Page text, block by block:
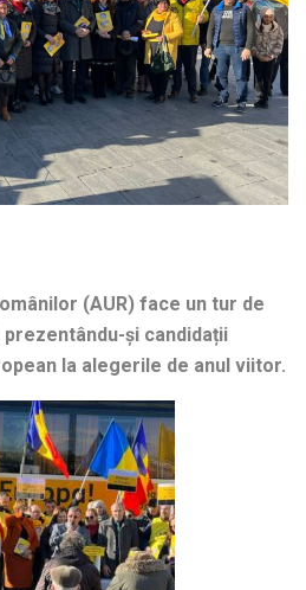
(AUR) face un tur de
și candidații
la alegerile de anul viitor.